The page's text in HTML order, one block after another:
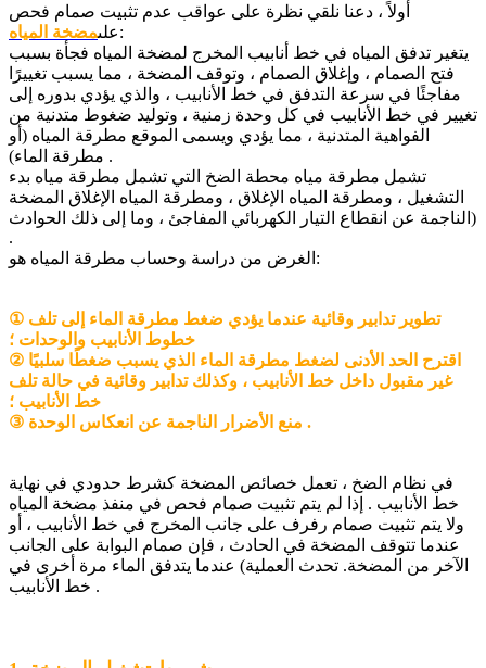
أولاً ، دعنا نلقي نظرة على عواقب عدم تثبيت صمام فحص
علىمضخة المياه
:
يتغير تدفق المياه في خط أنابيب المخرج لمضخة المياه فجأة بسبب
فتح الصمام ، وإغلاق الصمام ، وتوقف المضخة ، مما يسبب تغييرًا
مفاجئًا في سرعة التدفق في خط الأنابيب ، والذي يؤدي بدوره إلى
تغيير في خط الأنابيب في كل وحدة زمنية ، وتوليد ضغوط متدنية من
الفواهية المتدنية ، مما يؤدي ويسمى الموقع مطرقة المياه (أو
مطرقة الماء) .
تشمل مطرقة مياه محطة الضخ التي تشمل مطرقة مياه بدء
التشغيل ، ومطرقة المياه الإغلاق ، ومطرقة المياه الإغلاق المضخة
(الناجمة عن انقطاع التيار الكهربائي المفاجئ ، وما إلى ذلك الحوادث
.
الغرض من دراسة وحساب مطرقة المياه هو:
① تطوير تدابير وقائية عندما يؤدي ضغط مطرقة الماء إلى تلف
خطوط الأنابيب والوحدات ؛
② اقترح الحد الأدنى لضغط مطرقة الماء الذي يسبب ضغطًا سلبيًا
غير مقبول داخل خط الأنابيب ، وكذلك تدابير وقائية في حالة تلف
خط الأنابيب ؛
③ منع الأضرار الناجمة عن انعكاس الوحدة .
في نظام الضخ ، تعمل خصائص المضخة كشرط حدودي في نهاية
خط الأنابيب . إذا لم يتم تثبيت صمام فحص في منفذ مضخة المياه
ولا يتم تثبيت صمام رفرف على جانب المخرج في خط الأنابيب ، أو
عندما تتوقف المضخة في الحادث ، فإن صمام البوابة على الجانب
الآخر من المضخة. تحدث العملية) عندما يتدفق الماء مرة أخرى في
خط الأنابيب .